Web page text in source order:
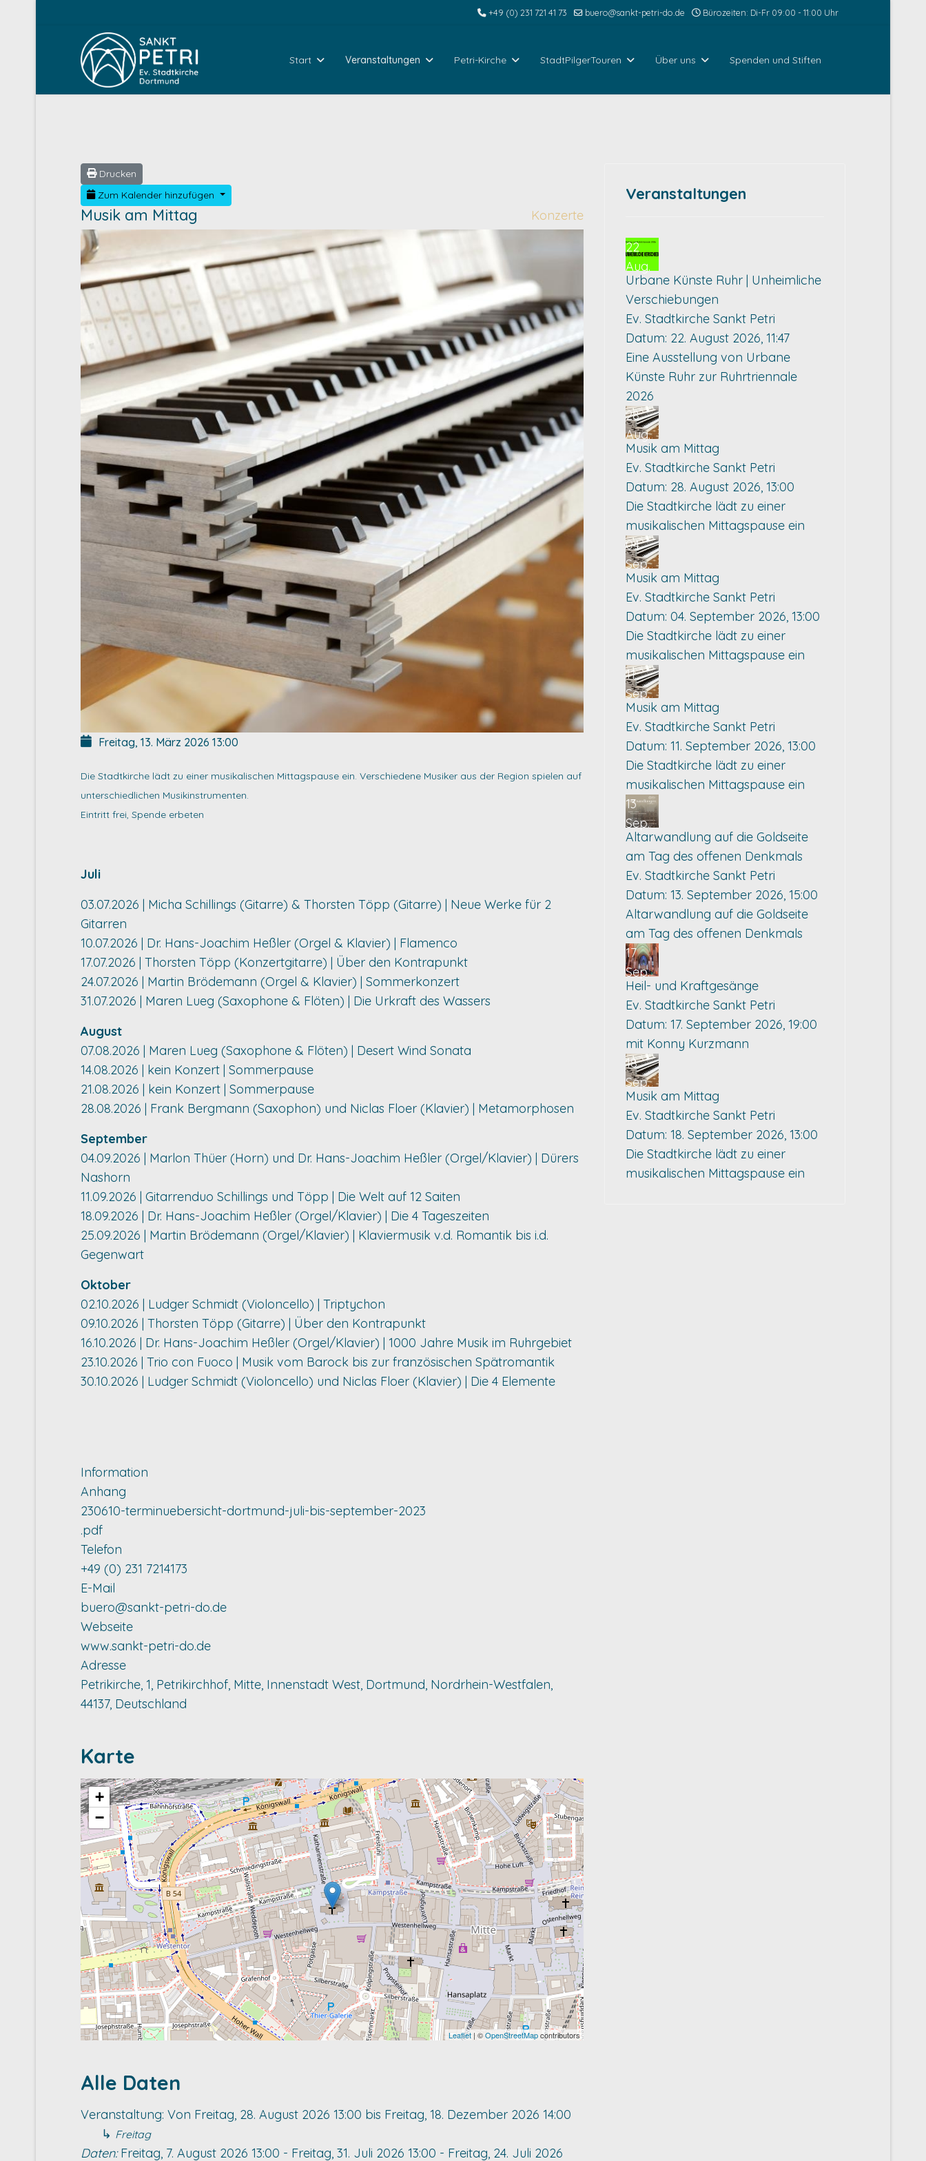
+49 (0) 231 721 41 73 buero@sankt-petri-do.de Bürozeiten: Di-Fr 09:00 - 11:00 Uhr
Start Veranstaltungen Petri-Kirche StadtPilgerTouren Über uns Spenden und Stiften
Drucken
Zum Kalender hinzufügen
Musik am Mittag Konzerte
Freitag, 13. März 2026 13:00
Die Stadtkirche lädt zu einer musikalischen Mittagspause ein. Verschiedene Musiker aus der Region spielen auf
unterschiedlichen Musikinstrumenten.
Eintritt frei, Spende erbeten
Juli
03.07.2026 | Micha Schillings (Gitarre) & Thorsten Töpp (Gitarre) | Neue Werke für 2
Gitarren
10.07.2026 | Dr. Hans-Joachim Heßler (Orgel & Klavier) | Flamenco
17.07.2026 | Thorsten Töpp (Konzertgitarre) | Über den Kontrapunkt
24.07.2026 | Martin Brödemann (Orgel & Klavier) | Sommerkonzert
31.07.2026 | Maren Lueg (Saxophone & Flöten) | Die Urkraft des Wassers
August
07.08.2026 | Maren Lueg (Saxophone & Flöten) | Desert Wind Sonata
14.08.2026 | kein Konzert | Sommerpause
21.08.2026 | kein Konzert | Sommerpause
28.08.2026 | Frank Bergmann (Saxophon) und Niclas Floer (Klavier) | Metamorphosen
September
04.09.2026 | Marlon Thüer (Horn) und Dr. Hans-Joachim Heßler (Orgel/Klavier) | Dürers
Nashorn
11.09.2026 | Gitarrenduo Schillings und Töpp | Die Welt auf 12 Saiten
18.09.2026 | Dr. Hans-Joachim Heßler (Orgel/Klavier) | Die 4 Tageszeiten
25.09.2026 | Martin Brödemann (Orgel/Klavier) | Klaviermusik v.d. Romantik bis i.d.
Gegenwart
Oktober
02.10.2026 | Ludger Schmidt (Violoncello) | Triptychon
09.10.2026 | Thorsten Töpp (Gitarre) | Über den Kontrapunkt
16.10.2026 | Dr. Hans-Joachim Heßler (Orgel/Klavier) | 1000 Jahre Musik im Ruhrgebiet
23.10.2026 | Trio con Fuoco | Musik vom Barock bis zur französischen Spätromantik
30.10.2026 | Ludger Schmidt (Violoncello) und Niclas Floer (Klavier) | Die 4 Elemente
Information
Anhang
230610-terminuebersicht-dortmund-juli-bis-september-2023
.pdf
Telefon
+49 (0) 231 7214173
E-Mail
buero@sankt-petri-do.de
Webseite
www.sankt-petri-do.de
Adresse
Petrikirche, 1, Petrikirchhof, Mitte, Innenstadt West, Dortmund, Nordrhein-Westfalen,
44137, Deutschland
Karte
+
−
Leaflet | ©OpenStreetMapcontributors
Alle Daten
Veranstaltung: Von Freitag, 28. August 2026 13:00 bis Freitag, 18. Dezember 2026 14:00
↳ Freitag
Daten:Freitag, 7. August 2026 13:00 - Freitag, 31. Juli 2026 13:00 - Freitag, 24. Juli 2026
Veranstaltungen
22
Aug.
Urbane Künste Ruhr | Unheimliche
Verschiebungen
Ev. Stadtkirche Sankt Petri
Datum: 22. August 2026, 11:47
Eine Ausstellung von Urbane
Künste Ruhr zur Ruhrtriennale
2026
28
Aug.
Musik am Mittag
Ev. Stadtkirche Sankt Petri
Datum: 28. August 2026, 13:00
Die Stadtkirche lädt zu einer
musikalischen Mittagspause ein
04
Sep.
Musik am Mittag
Ev. Stadtkirche Sankt Petri
Datum: 04. September 2026, 13:00
Die Stadtkirche lädt zu einer
musikalischen Mittagspause ein
11
Sep.
Musik am Mittag
Ev. Stadtkirche Sankt Petri
Datum: 11. September 2026, 13:00
Die Stadtkirche lädt zu einer
musikalischen Mittagspause ein
13
Sep.
Altarwandlung auf die Goldseite
am Tag des offenen Denkmals
Ev. Stadtkirche Sankt Petri
Datum: 13. September 2026, 15:00
Altarwandlung auf die Goldseite
am Tag des offenen Denkmals
17
Sep.
Heil- und Kraftgesänge
Ev. Stadtkirche Sankt Petri
Datum: 17. September 2026, 19:00
mit Konny Kurzmann
18
Sep.
Musik am Mittag
Ev. Stadtkirche Sankt Petri
Datum: 18. September 2026, 13:00
Die Stadtkirche lädt zu einer
musikalischen Mittagspause ein